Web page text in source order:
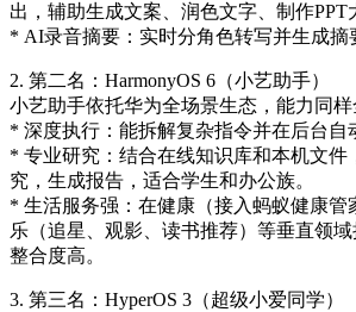
出，辅助生成文案、润色文字、制作PPT
* AI录音摘要：实时分角色转写并生成摘
2. 第二名：HarmonyOS 6（小艺助手）
小艺助手依托华为全场景生态，能力同样
* 深度执行：能拆解复杂指令并在后台自
* 专业研究：结合在线知识库和本机文件
究，生成报告，适合学生和办公族。
* 生活服务强：在健康（接入蚂蚁健康管
乐（追星、观影、读书推荐）等垂直领
整合度高。
3. 第三名：HyperOS 3（超级小爱同学）